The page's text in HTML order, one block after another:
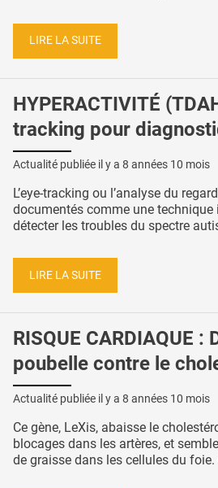
LIRE LA SUITE
HYPERACTIVITÉ
tracking pour
Actualité publiée il y a 8 années 10 mois
L’eye-tracking ou l’analyse du
documentés comme une technique
détecter les troubles du spectre
LIRE LA SUITE
RISQUE CARDIAQUE :
poubelle contre le
Actualité publiée il y a 8 années 10 mois
Ce gène, LeXis, abaisse le
blocages dans les artères, et
de graisse dans les cellules du foie.